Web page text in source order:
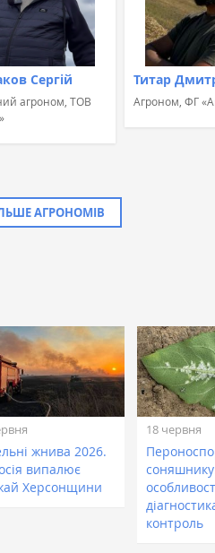
Сергій
агроном, ТОВ
Титар
Агроном, ФГ
АГРОНОМІВ
жнива 2026.
випалює
Херсонщини
18 червня
контроль